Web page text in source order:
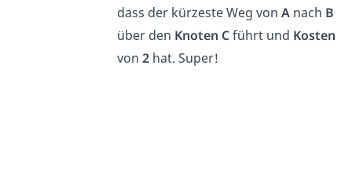
dass der kürzeste Weg vonA nach B
über den Knoten Cführt und Kosten
von2 hat. Super!